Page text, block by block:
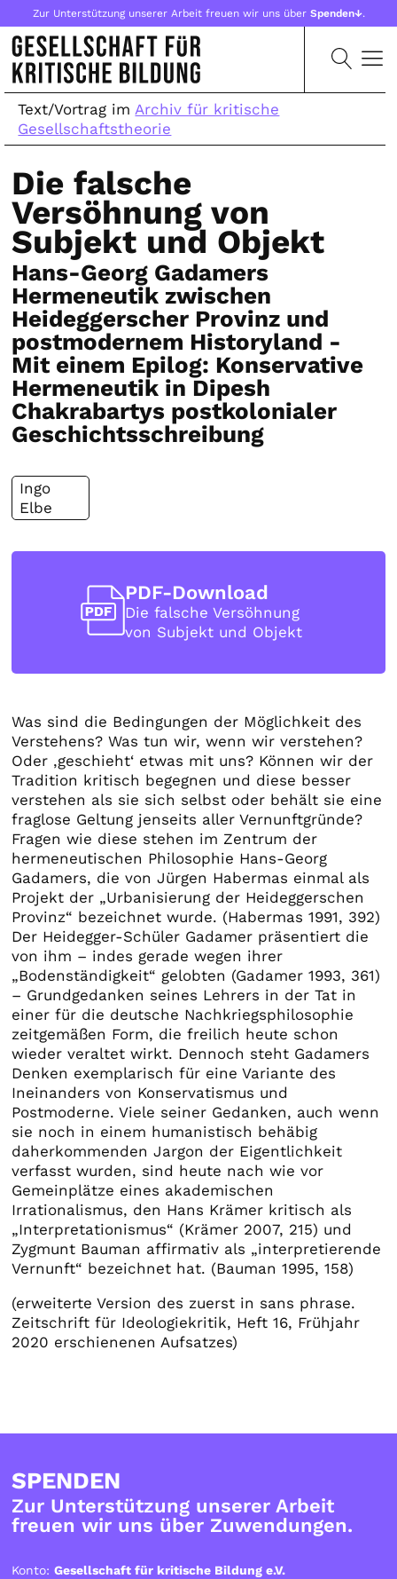
Zur Unterstützung unserer Arbeit freuen wir uns über Spenden↓.
Text/Vortrag imArchiv für kritische
Gesellschaftstheorie
Die falsche
Versöhnung von
Subjekt und Objekt
Hans-Georg Gadamers
Hermeneutik zwischen
Heideggerscher Provinz und
postmodernem Historyland -
Mit einem Epilog: Konservative
Hermeneutik in Dipesh
Chakrabartys postkolonialer
Geschichtsschreibung
Ingo
Elbe
PDF-Download
Die falsche Versöhnung
von Subjekt und Objekt
Was sind die Bedingungen der Möglichkeit des
Verstehens? Was tun wir, wenn wir verstehen?
Oder ‚geschieht‘ etwas mit uns? Können wir der
Tradition kritisch begegnen und diese besser
verstehen als sie sich selbst oder behält sie eine
fraglose Geltung jenseits aller Vernunftgründe?
Fragen wie diese stehen im Zentrum der
hermeneutischen Philosophie Hans-Georg
Gadamers, die von Jürgen Habermas einmal als
Projekt der „Urbanisierung der Heideggerschen
Provinz“ bezeichnet wurde. (Habermas 1991, 392)
Der Heidegger-Schüler Gadamer präsentiert die
von ihm – indes gerade wegen ihrer
„Bodenständigkeit“ gelobten (Gadamer 1993, 361)
– Grundgedanken seines Lehrers in der Tat in
einer für die deutsche Nachkriegsphilosophie
zeitgemäßen Form, die freilich heute schon
wieder veraltet wirkt. Dennoch steht Gadamers
Denken exemplarisch für eine Variante des
Ineinanders von Konservatismus und
Postmoderne. Viele seiner Gedanken, auch wenn
sie noch in einem humanistisch behäbig
daherkommenden Jargon der Eigentlichkeit
verfasst wurden, sind heute nach wie vor
Gemeinplätze eines akademischen
Irrationalismus, den Hans Krämer kritisch als
„Interpretationismus“ (Krämer 2007, 215) und
Zygmunt Bauman affirmativ als „interpretierende
Vernunft“ bezeichnet hat. (Bauman 1995, 158)
(erweiterte Version des zuerst in sans phrase.
Zeitschrift für Ideologiekritik, Heft 16, Frühjahr
2020 erschienenen Aufsatzes)
SPENDEN
Zur Unterstützung unserer Arbeit
freuen wir uns über Zuwendungen.
Konto:Gesellschaft für kritische Bildung e.V.